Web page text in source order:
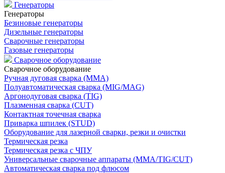
Генераторы
Генераторы
Безиновые генераторы
Дизельные генераторы
Сварочные генераторы
Газовые генераторы
Сварочное оборудование
Сварочное оборудование
Ручная дуговая сварка (MMA)
Полуавтоматическая сварка (MIG/MAG)
Аргонодуговая сварка (TIG)
Плазменная сварка (CUT)
Контактная точечная сварка
Приварка шпилек (STUD)
Оборудование для лазерной сварки, резки и очистки
Термическая резка
Термическая резка с ЧПУ
Универсальные сварочные аппараты (MMA/TIG/CUT)
Автоматическая сварка под флюсом